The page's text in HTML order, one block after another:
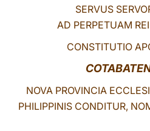
SERVUS
AD PERPETUAM
CONSTITUTIO
NOVA PROVINCIA
PHILIPPINIS CONDITUR,